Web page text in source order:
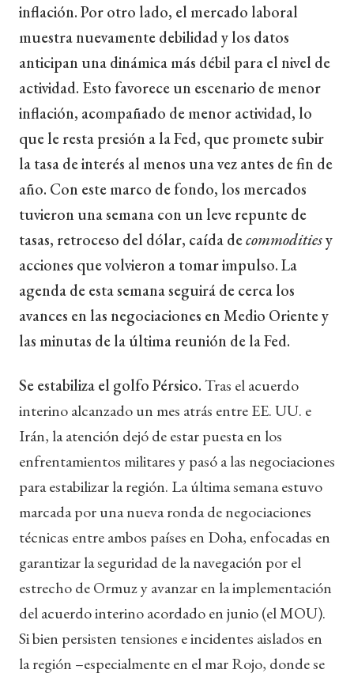
inflación. Por otro lado, el mercado laboral
muestra nuevamente debilidad y los datos
anticipan una dinámica más débil para el nivel de
actividad. Esto favorece un escenario de menor
inflación, acompañado de menor actividad, lo
que le resta presión a la Fed, que promete subir
la tasa de interés al menos una vez antes de fin de
año. Con este marco de fondo, los mercados
tuvieron una semana con un leve repunte de
tasas, retroceso del dólar, caída decommoditiesy
acciones que volvieron a tomar impulso. La
agenda de esta semana seguirá de cerca los
avances en las negociaciones en Medio Oriente y
las minutas de la última reunión de la Fed.
Se estabiliza el golfo Pérsico.Tras el acuerdo
interino alcanzado un mes atrás entre EE. UU. e
Irán, la atención dejó de estar puesta en los
enfrentamientos militares y pasó a las negociaciones
para estabilizar la región. La última semana estuvo
marcada por una nueva ronda de negociaciones
técnicas entre ambos países en Doha, enfocadas en
garantizar la seguridad de la navegación por el
estrecho de Ormuz y avanzar en la implementación
del acuerdo interino acordado en junio (el MOU).
Si bien persisten tensiones e incidentes aislados en
la región –especialmente en el mar Rojo, donde se